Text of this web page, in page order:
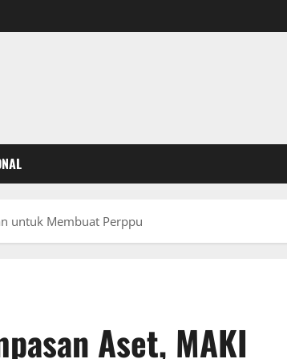
untuk Membuat Perppu
Aset, MAKI